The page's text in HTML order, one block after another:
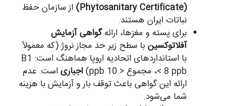
(Phytosanitary Certificate)
از سازمان حفظ
نباتات ایران هستند.
برای پسته و مغزها، ارائهگواهی آزمایش
آفلاتوکسینبا سطح زیر حد مجاز نروژ (که معمولاً
با استانداردهای اتحادیه اروپا هماهنگ است: B1
< 8 ppb، مجموع < 10 ppb)
اجباریاست. عدم
ارائه این گواهی باعث توقف بار و آزمایش با هزینه
شما می‌شود.